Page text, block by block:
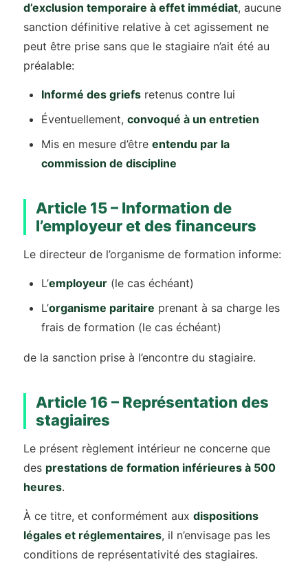
d’exclusion temporaire à effet immédiat, aucune
sanction définitive relative à cet agissement ne
peut être prise sans que le stagiaire n’ait été au
préalable:
Informé des griefs retenus contre lui
Éventuellement, convoqué à un entretien
Mis en mesure d’être entendu par la
commission de discipline
Article 15 – Information de
l’employeur et des financeurs
Le directeur de l’organisme de formation informe:
L’employeur (le cas échéant)
L’organisme paritaire prenant à sa charge les
frais de formation (le cas échéant)
de la sanction prise à l’encontre du stagiaire.
Article 16 – Représentation des
stagiaires
Le présent règlement intérieur ne concerne que
des prestations de formation inférieures à 500
heures.
À ce titre, et conformément aux dispositions
légales et réglementaires, il n’envisage pas les
conditions de représentativité des stagiaires.